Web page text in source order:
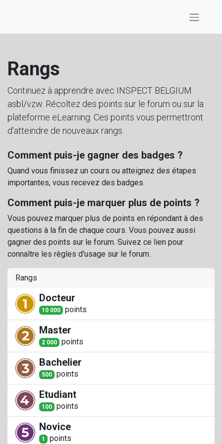
Rangs
Continuez à apprendre avec INSPECT BELGIUM
asbl/vzw. Récoltez des points sur le forum ou sur la
plateforme eLearning. Ces points vous permettront
d'atteindre de nouveaux rangs.
Comment puis-je gagner des badges ?
Quand vous finissez un cours ou atteignez des étapes
importantes, vous recevez des badges.
Comment puis-je marquer plus de points ?
Vous pouvez marquer plus de points en répondant à des
questions à la fin de chaque cours. Vous pouvez aussi
gagner des points sur le forum. Suivez ce lien pour
connaître les règles d'usage sur le forum.
Rangs
Docteur
10 000 points
Master
2 000 points
Bachelier
500 points
Etudiant
100 points
Novice
1 points